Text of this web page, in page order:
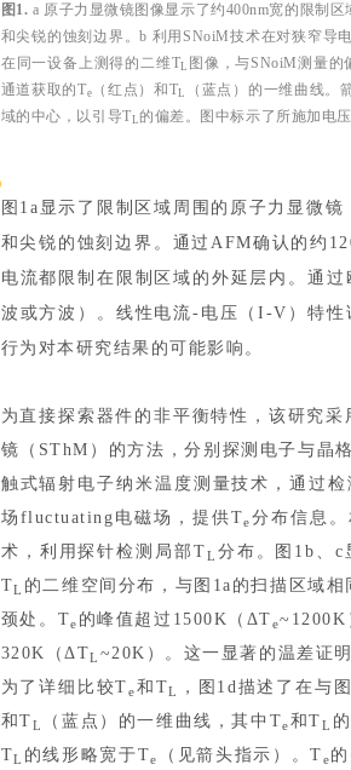
图1. a 原子力显微镜图像显示了约400nm宽的限制
和尖锐的蚀刻边界。b 利用SNoiM技术在对狭窄导
在同一设备上测得的二维TL 图像，与SNoiM测量的
通道获取的Te （红点）和TL （蓝点）的一维曲线。
域的中心，以引导TL 的偏差。图中标示了所施加电压
图1a显示了限制区域周围的原子力显微
和尖锐的蚀刻边界。通过AFM确认的约
电流都限制在限制区域的外延层内。通
波或方波）。线性电流-电压（I-V）特
行为对本研究结果的可能影响。
为直接探索器件的非平衡特性，该研究
镜（SThM）的方法，分别探测电子与晶
触式辐射电子纳米温度测量技术，通过
场fluctuating电磁场，提供Te分布信息
术，利用探针检测局部TL 分布。图1b、
TL 的二维空间分布，与图1a的扫描区域相
颈处。Te 的峰值超过1500K（ΔTe~1200K
320K（ΔTL ~20K）。这一显著的温差证
为了详细比较Te和TL ，图1d描述了在与
和TL （蓝点）的一维曲线，其中Te和TL
TL 的线形略宽于Te （见箭头指示）。Te